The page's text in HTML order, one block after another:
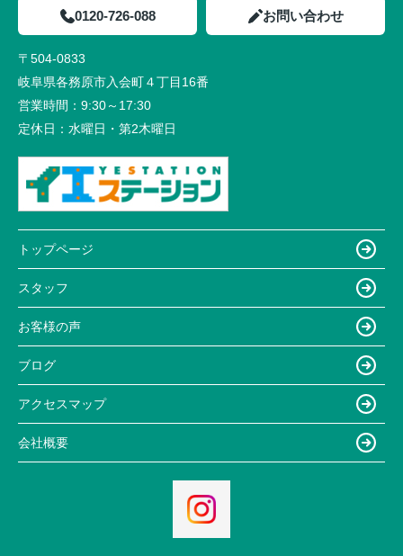
0120-726-088 お問い合わせ
〒504-0833
岐阜県各務原市入会町４丁目16番
営業時間： 9:30～17:30
定休日： 水曜日・第2木曜日
トップページ
スタッフ
お客様の声
ブログ
アクセスマップ
会社概要